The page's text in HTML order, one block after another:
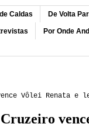
Caldas De Volta
Por Onde
Vôlei Renata e